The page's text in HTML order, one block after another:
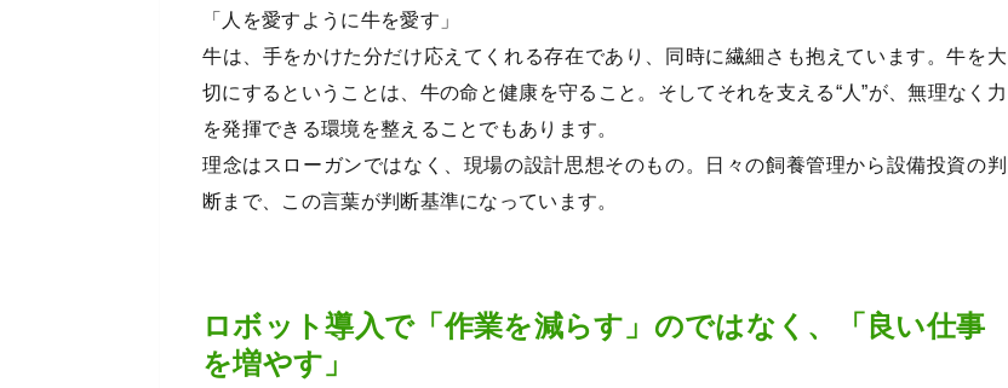
「人を愛すように牛を愛す」
牛は、手をかけた分だけ応えてくれる存在であり、同時に繊細さも抱えています。牛を大
切にするということは、牛の命と健康を守ること。そしてそれを支える“人”が、無理なく力
を発揮できる環境を整えることでもあります。
理念はスローガンではなく、現場の設計思想そのもの。日々の飼養管理から設備投資の判
断まで、この言葉が判断基準になっています。
ロボット導入で「作業を減らす」のではなく、「良い仕事
を増やす」